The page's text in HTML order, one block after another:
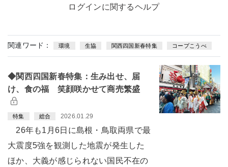
ログインに関するヘルプ
関連ワード： 環境 生協 関西四国新春特集 コープこうべ
◆関西四国新春特集：生み出せ、届
け、食の福 笑顔咲かせて商売繁盛
特集 総合 2026.01.29
26年も1月6日に島根・鳥取両県で最
大震度5強を観測した地震が発生した
ほか、大義が感じられない国民不在の